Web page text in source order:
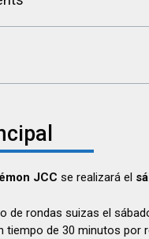
JCC se realizará el
de rondas suizas el
tiempo de 30 minutos por